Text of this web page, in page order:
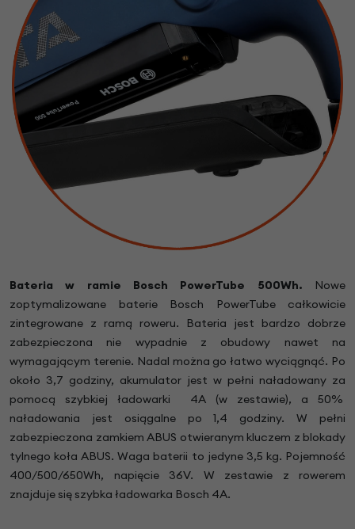
Bateria w ramie Bosch PowerTube 500Wh. Nowe
zoptymalizowane baterie Bosch PowerTube całkowicie
zintegrowane z ramą roweru. Bateria jest bardzo dobrze
zabezpieczona nie wypadnie z obudowy nawet na
wymagającym terenie. Nadal można go łatwo wyciągnąć. Po
około 3,7 godziny, akumulator jest w pełni naładowany za
pomocą szybkiej ładowarki 4A (w zestawie), a 50%
naładowania jest osiągalne po 1,4 godziny. W pełni
zabezpieczona zamkiem ABUS otwieranym kluczem z blokady
tylnego koła ABUS. Waga baterii to jedyne 3,5 kg. Pojemność
400/500/650Wh, napięcie 36V. W zestawie z rowerem
znajduje się szybka ładowarka Bosch 4A.